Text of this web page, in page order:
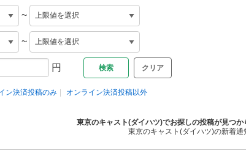
~
~
円 クリア
ン決済投稿のみ オンライン決済投稿以外
東京のキャスト(ダイハツ)でお探しの投稿が見つか
東京のキャスト(ダイハツ)の新着通